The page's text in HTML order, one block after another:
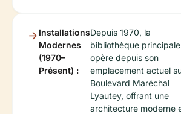
Installations
Modernes
(1970–
Présent) :
Depuis 1970, la
bibliothèque principale
opère depuis son
emplacement actuel
Boulevard Maréchal
Lyautey, offrant une
architecture moderne